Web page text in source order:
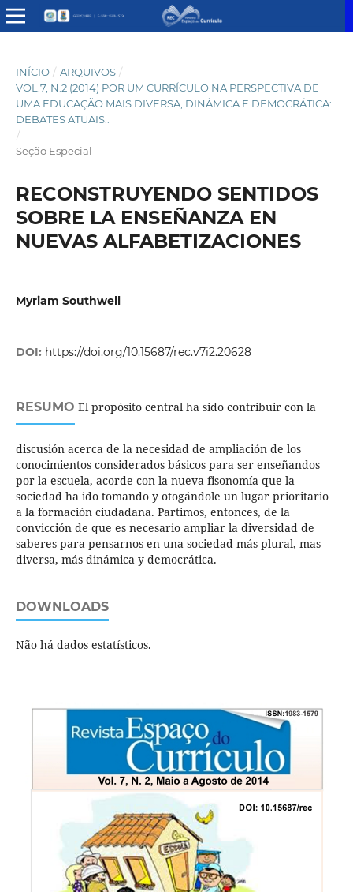
INÍCIO / ARQUIVOS /
VOL.7, N.2 (2014) POR UM CURRÍCULO NA PERSPECTIVA DE
UMA EDUCAÇÃO MAIS DIVERSA, DINÂMICA E DEMOCRÁTICA:
DEBATES ATUAIS..
/
Seção Especial
RECONSTRUYENDO SENTIDOS
SOBRE LA ENSEÑANZA EN
NUEVAS ALFABETIZACIONES
Myriam Southwell
DOI: https://doi.org/10.15687/rec.v7i2.20628
RESUMO El propósito central ha sido contribuir con la
discusión acerca de la necesidad de ampliación de los
conocimientos considerados básicos para ser enseñandos
por la escuela, acorde con la nueva fisonomía que la
sociedad ha ido tomando y otogándole un lugar prioritario
a la formación ciudadana. Partimos, entonces, de la
convicción de que es necesario ampliar la diversidad de
saberes para pensarnos en una sociedad más plural, mas
diversa, más dinámica y democrática.
DOWNLOADS
Não há dados estatísticos.